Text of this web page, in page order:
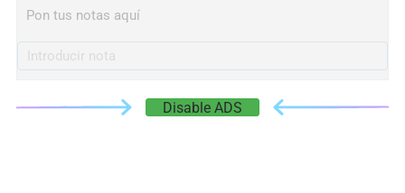
Pon tus notas aquí
Disable ADS